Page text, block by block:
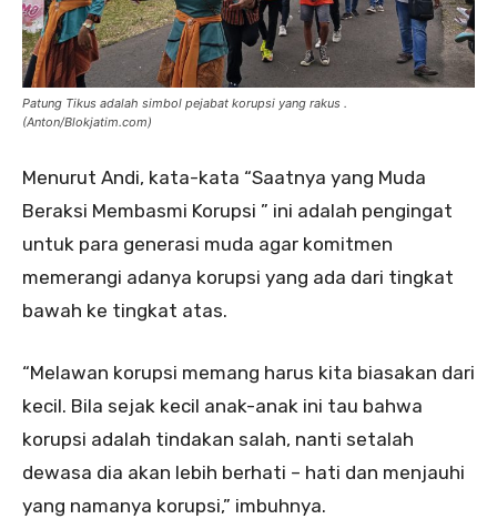
Patung Tikus adalah simbol pejabat korupsi yang rakus .
(Anton/Blokjatim.com)
Menurut Andi, kata-kata “Saatnya yang Muda
Beraksi Membasmi Korupsi ” ini adalah pengingat
untuk para generasi muda agar komitmen
memerangi adanya korupsi yang ada dari tingkat
bawah ke tingkat atas.
“Melawan korupsi memang harus kita biasakan dari
kecil. Bila sejak kecil anak-anak ini tau bahwa
korupsi adalah tindakan salah, nanti setalah
dewasa dia akan lebih berhati – hati dan menjauhi
yang namanya korupsi,” imbuhnya.